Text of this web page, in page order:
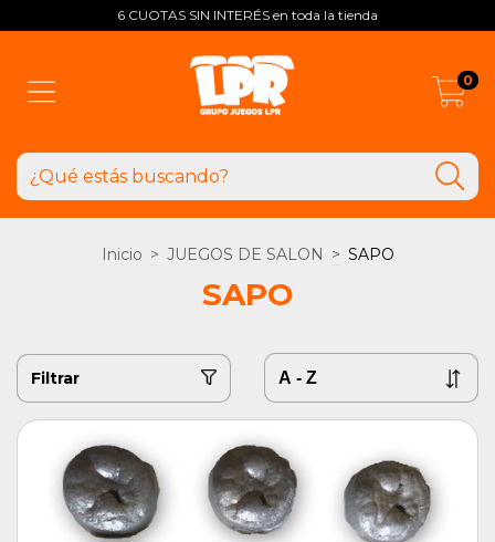
6 CUOTAS SIN INTERÉS en toda la tienda
0
Inicio > JUEGOS DE SALON > SAPO
SAPO
Filtrar